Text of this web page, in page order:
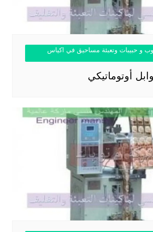
و حبيبات وتعبئة مساحيق في اكياس
أوتوماتيكي